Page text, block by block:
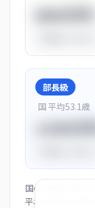
部長級
国 平均53.1歳
国の役職別賃金（
平均年収から逆算